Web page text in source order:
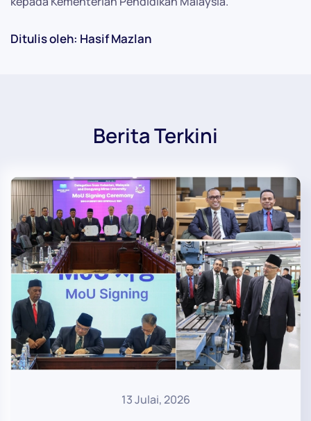
Ditulis oleh: Hasif Mazlan
Berita Terkini
13 Julai, 2026